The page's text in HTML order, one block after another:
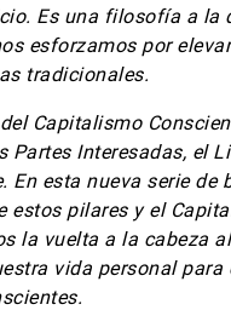
Es una filosofía a la
esforzamos por
tradicionales.
Capitalismo
Partes Interesadas, el
En esta nueva serie de
estos pilares y el
la vuelta a la cabeza
vida personal